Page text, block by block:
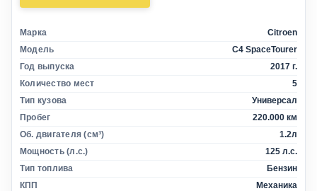
Марка
Citroen
Модель
C4 SpaceTourer
Год выпуска
2017 г.
Количество мест
5
Тип кузова
Универсал
Пробег
220.000 км
Об. двигателя (см³)
1.2л
Мощность (л.с.)
125 л.с.
Тип топлива
Бензин
КПП
Механика